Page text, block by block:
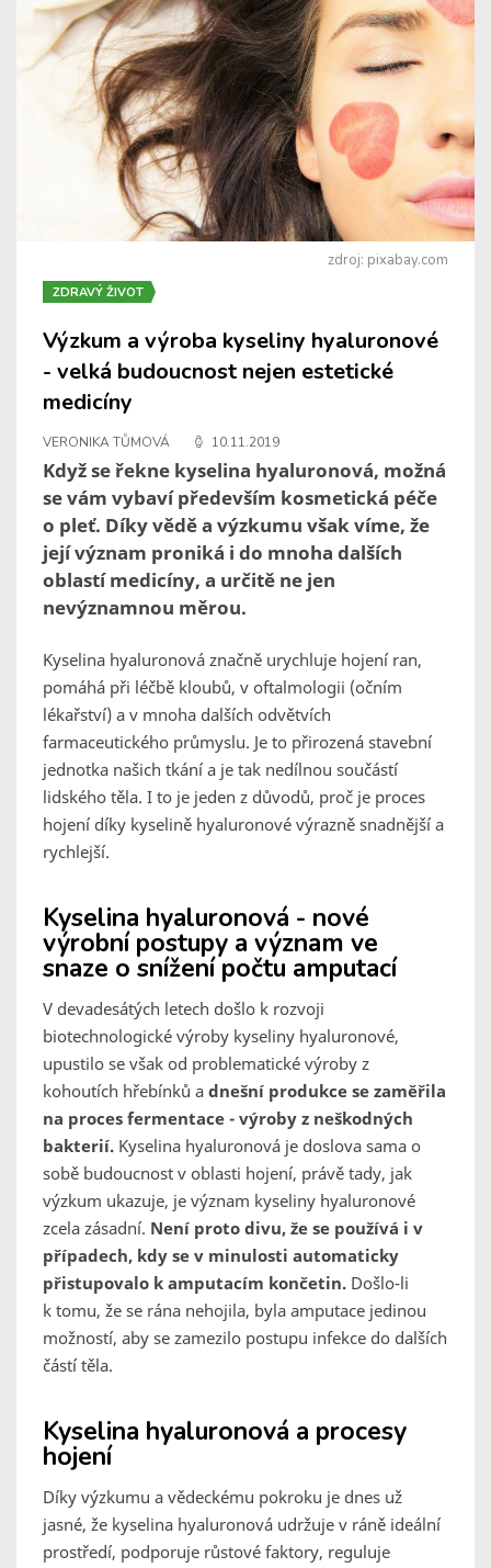
zdroj: pixabay.com
ZDRAVÝ ŽIVOT
Výzkum a výroba kyseliny hyaluronové
- velká budoucnost nejen estetické
medicíny
VERONIKA TŮMOVÁ 10.11.2019
Když se řekne kyselina hyaluronová, možná
se vám vybaví především kosmetická péče
o pleť. Díky vědě a výzkumu však víme, že
její význam proniká i do mnoha dalších
oblastí medicíny, a určitě ne jen
nevýznamnou měrou.
Kyselina hyaluronová značně urychluje hojení ran,
pomáhá při léčbě kloubů, v oftalmologii (očním
lékařství) a v mnoha dalších odvětvích
farmaceutického průmyslu. Je to přirozená stavební
jednotka našich tkání a je tak nedílnou součástí
lidského těla. I to je jeden z důvodů, proč je proces
hojení díky kyselině hyaluronové výrazně snadnější a
rychlejší.
Kyselina hyaluronová - nové
výrobní postupy a význam ve
snaze o snížení počtu amputací
V devadesátých letech došlo k rozvoji
biotechnologické výroby kyseliny hyaluronové,
upustilo se však od problematické výroby z
kohoutích hřebínků a dnešní produkce se zaměřila
na proces fermentace - výroby z neškodných
bakterií. Kyselina hyaluronová je doslova sama o
sobě budoucnost v oblasti hojení, právě tady, jak
výzkum ukazuje, je význam kyseliny hyaluronové
zcela zásadní. Není proto divu, že se používá i v
případech, kdy se v minulosti automaticky
přistupovalo k amputacím končetin. Došlo-li
k tomu, že se rána nehojila, byla amputace jedinou
možností, aby se zamezilo postupu infekce do dalších
částí těla.
Kyselina hyaluronová a procesy
hojení
Díky výzkumu a vědeckému pokroku je dnes už
jasné, že kyselina hyaluronová udržuje v ráně ideální
prostředí, podporuje růstové faktory, reguluje